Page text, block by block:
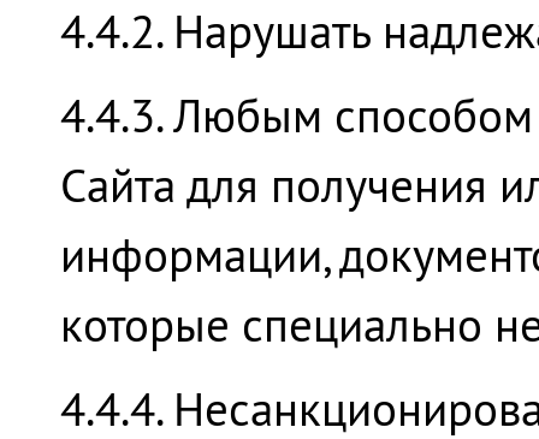
4.4.2. Нарушать
4.4.3. Любым способом
Сайта для получения
информации,
которые специально
4.4.4.